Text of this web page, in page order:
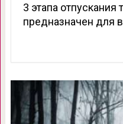
3 этапа отпускания
предназначен для